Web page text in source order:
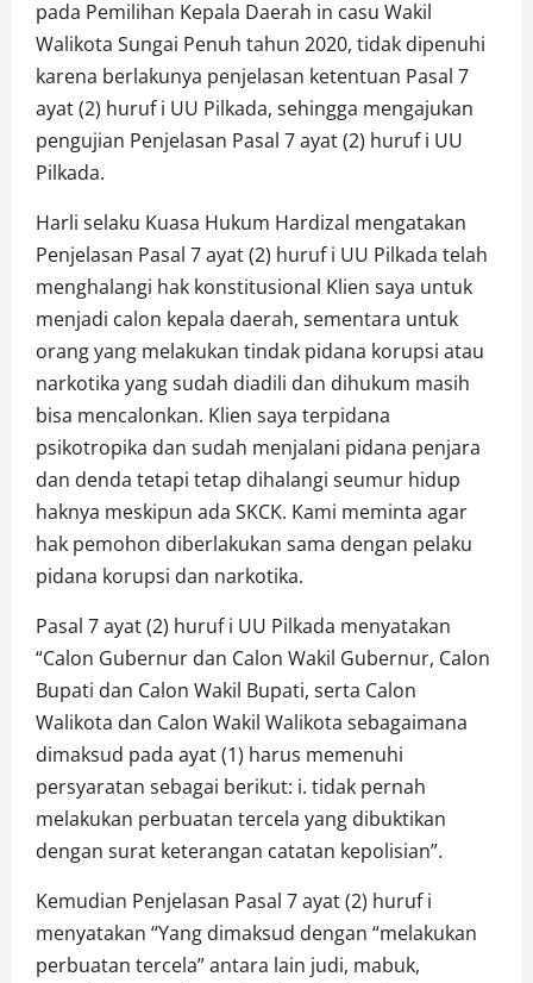
pada Pemilihan Kepala Daerah in casu Wakil
Walikota Sungai Penuh tahun 2020, tidak dipenuhi
karena berlakunya penjelasan ketentuan Pasal 7
ayat (2) huruf i UU Pilkada, sehingga mengajukan
pengujian Penjelasan Pasal 7 ayat (2) huruf i UU
Pilkada.
Harli selaku Kuasa Hukum Hardizal mengatakan
Penjelasan Pasal 7 ayat (2) huruf i UU Pilkada telah
menghalangi hak konstitusional Klien saya untuk
menjadi calon kepala daerah, sementara untuk
orang yang melakukan tindak pidana korupsi atau
narkotika yang sudah diadili dan dihukum masih
bisa mencalonkan. Klien saya terpidana
psikotropika dan sudah menjalani pidana penjara
dan denda tetapi tetap dihalangi seumur hidup
haknya meskipun ada SKCK. Kami meminta agar
hak pemohon diberlakukan sama dengan pelaku
pidana korupsi dan narkotika.
Pasal 7 ayat (2) huruf i UU Pilkada menyatakan
“Calon Gubernur dan Calon Wakil Gubernur, Calon
Bupati dan Calon Wakil Bupati, serta Calon
Walikota dan Calon Wakil Walikota sebagaimana
dimaksud pada ayat (1) harus memenuhi
persyaratan sebagai berikut: i. tidak pernah
melakukan perbuatan tercela yang dibuktikan
dengan surat keterangan catatan kepolisian”.
Kemudian Penjelasan Pasal 7 ayat (2) huruf i
menyatakan “Yang dimaksud dengan “melakukan
perbuatan tercela” antara lain judi, mabuk,